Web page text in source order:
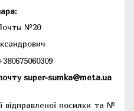
№20
super-sumka@meta.ua
відправленої посилки та №